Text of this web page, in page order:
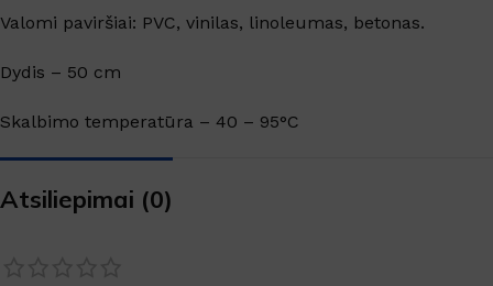
Valomi paviršiai: PVC, vinilas, linoleumas, betonas.
Dydis – 50 cm
Skalbimo temperatūra – 40 – 95°C
Atsiliepimai (0)